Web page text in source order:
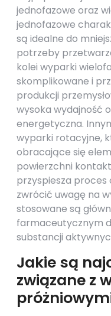
jednofazowe oraz
jednofazowe
są idealne do
potrzeby
kolei wyparki
skomplikowane i
produkcji
wysoka wydajność
energetyczna.
wyparki rotacyjne,
obracające się
powierzchni
przyspiesza proces
zwrócić uwagę na
stosowane są
farmaceutycznym
substancji
Jakie są
związane z